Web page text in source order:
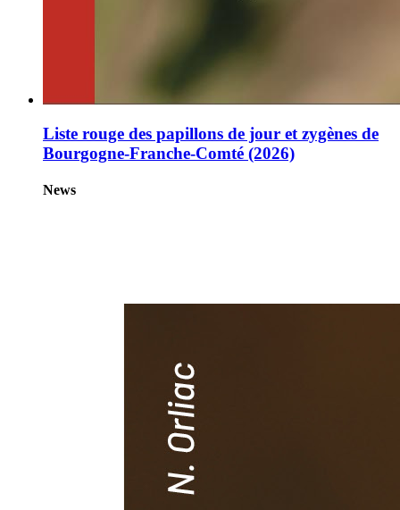
Liste rouge des papillons de jour et zygènes de
Bourgogne-Franche-Comté (2026)
News